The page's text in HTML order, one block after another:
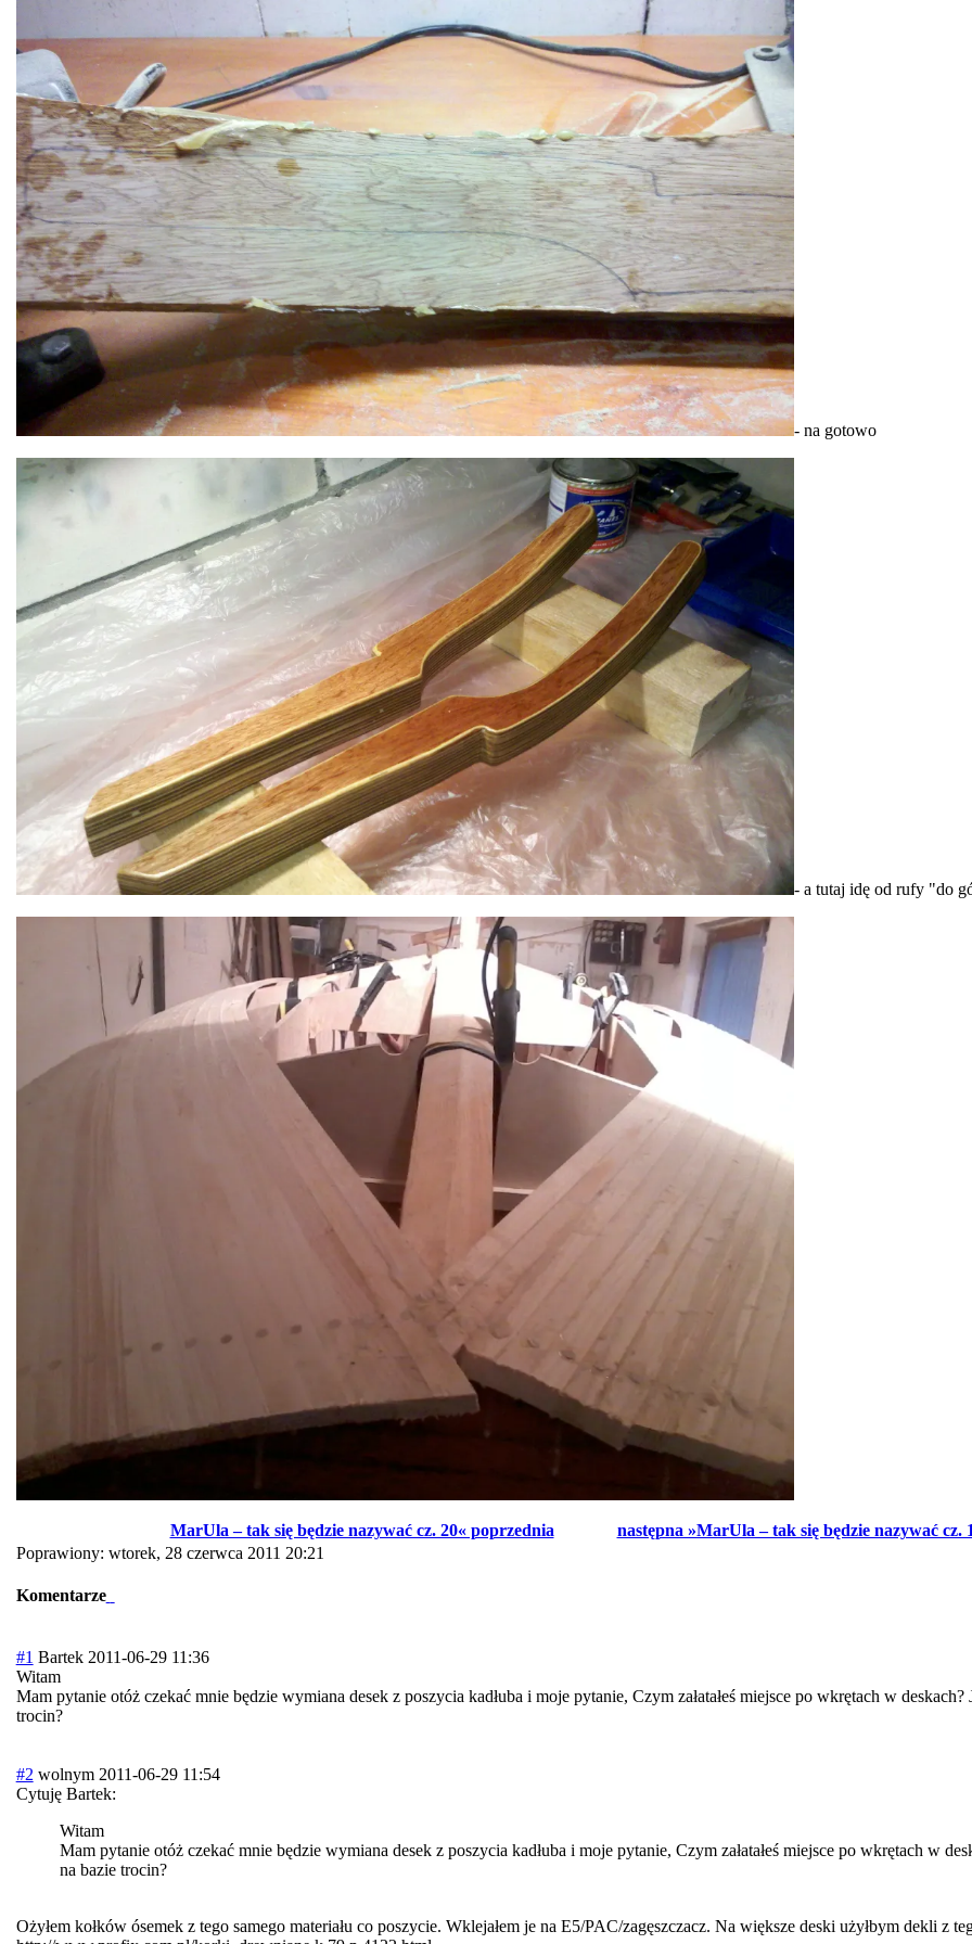
- na gotowo
- a tutaj idę od rufy "do
MarUla – tak się będzie nazywać cz. 20« poprzednia
następna »MarUla – tak się będzie nazywać
Poprawiony: wtorek, 28 czerwca 2011 20:21
Komentarze
#1 Bartek 2011-06-29 11:36
Witam
Mam pytanie otóż czekać mnie będzie wymiana desek z poszycia kadłuba i moje pytanie, Czym załatałeś miejsce po wkrętach w
trocin?
#2 wolnym 2011-06-29 11:54
Cytuję Bartek:
Witam
Mam pytanie otóż czekać mnie będzie wymiana desek z poszycia kadłuba i moje pytanie, Czym załatałeś miejsce po wkrętach w
na bazie trocin?
Ożyłem kołków ósemek z tego samego materiału co poszycie. Wklejałem je na E5/PAC/zagęszczacz. Na większe deski użyłbym dekli z